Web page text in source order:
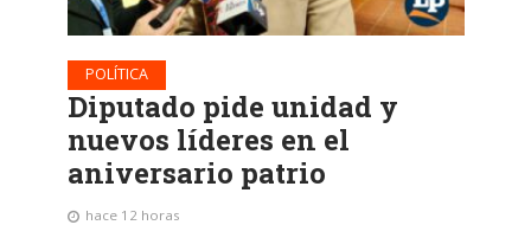
POLÍTICA
Diputado pide unidad y
nuevos líderes en el
aniversario patrio
hace 12 horas